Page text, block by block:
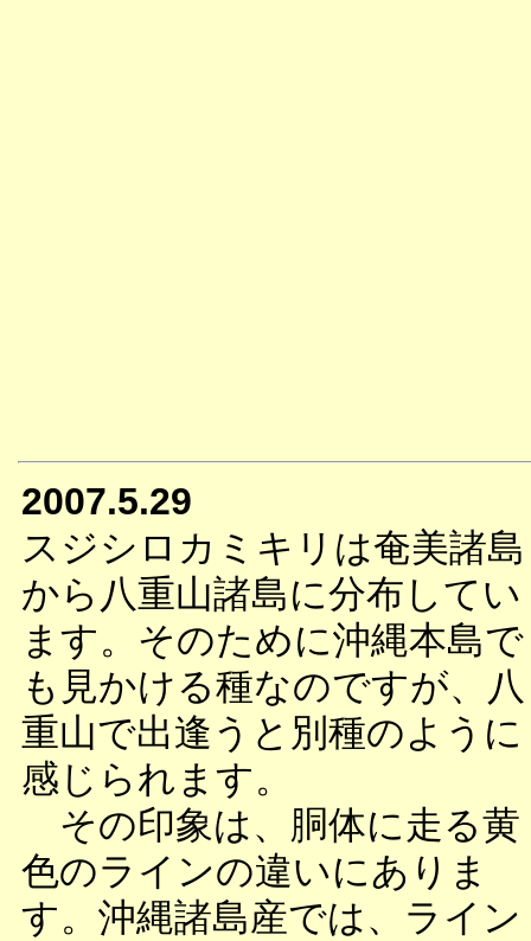
2007.5.29
スジシロカミキリは奄美諸島
から八重山諸島に分布してい
ます。そのために沖縄本島で
も見かける種なのですが、八
重山で出逢うと別種のように
感じられます。
その印象は、胴体に走る黄
色のラインの違いにありま
す。沖縄諸島産では、ライン